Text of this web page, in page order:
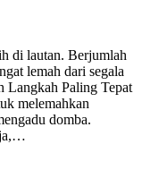
di lautan. Berjumlah
lemah dari segala
Langkah Paling Tepat
melemahkan
domba.